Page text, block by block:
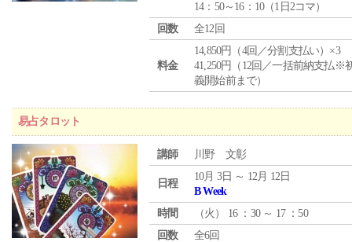
14：50～16：10（1日2コマ）
回数
全12回
料金
14,850円（4回／分割支払い）×3
41,250円（12回／一括前納支払※
義開始前まで）
易占タロット
講師 川野 文彰
日程
10月 3日 ～ 12月 12日
B Week
時間
（火 ） 16 ：30 ～ 17 ：50
回数
全6回